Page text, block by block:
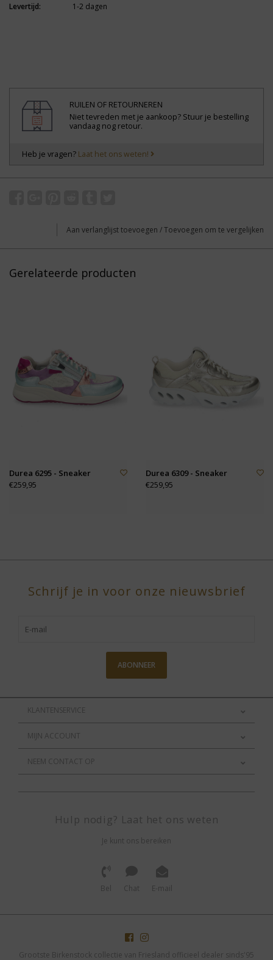
Levertijd:
1-2 dagen
RUILEN OF RETOURNEREN
Niet tevreden met je aankoop? Stuur je bestelling
vandaag nog retour.
Heb je vragen? Laat het ons weten!
Aan verlanglijst toevoegen /Toevoegen om te vergelijken
Gerelateerde producten
Durea 6295 - Sneaker
€259,95
Durea 6309 - Sneaker
€259,95
Schrijf je in voor onze nieuwsbrief
ABONNEER
KLANTENSERVICE
MIJN ACCOUNT
NEEM CONTACT OP
Hulp nodig? Laat het ons weten
Je kunt ons bereiken
Bel Chat E-mail
Grootste Birkenstock collectie van Friesland officieel dealer sinds'95